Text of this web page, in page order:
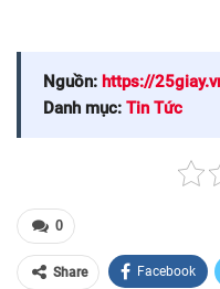
Nguồn: https://
Danh mục: Tin Tức
0
Share Facebook